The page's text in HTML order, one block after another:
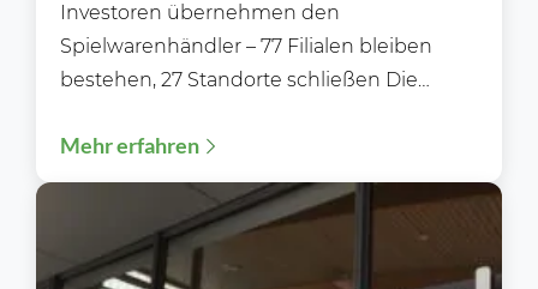
Investoren übernehmen den
Spielwarenhändler – 77 Filialen bleiben
bestehen, 27 Standorte schließen Die
Nachdem die Gläubiger...
Mehr erfahren